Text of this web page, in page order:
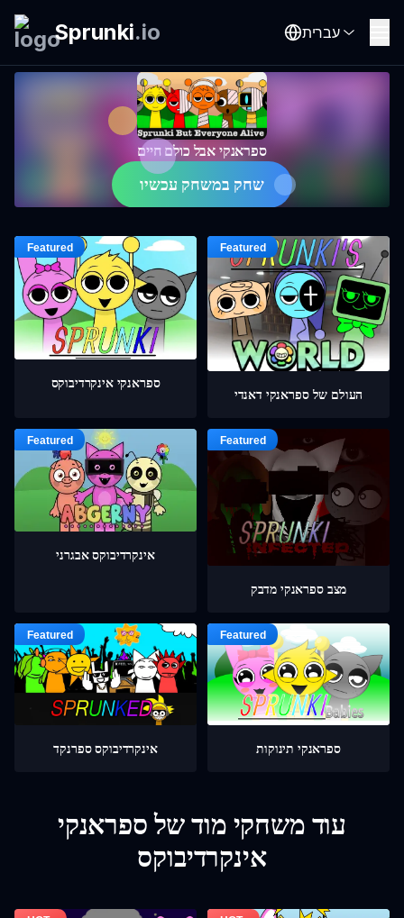
Sprunki.io עברית
ספראנקי אבל כולם חיים
שחק במשחק עכשיו
ספראנקי אינקרדיבוקס
העולם של ספראנקי דאנדי
אינקרדיבוקס אבגרני
מצב ספראנקי מדבק
אינקרדיבוקס ספרנקד ספראנקי תינוקות
עוד משחקי מוד של ספראנקי
אינקרדיבוקס